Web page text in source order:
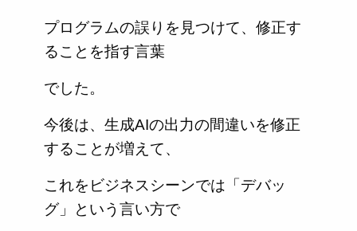
プログラムの誤りを見つけて、修正す
ることを指す言葉
でした。
今後は、生成AIの出力の間違いを修正
することが増えて、
これをビジネスシーンでは「デバッ
グ」という言い方で